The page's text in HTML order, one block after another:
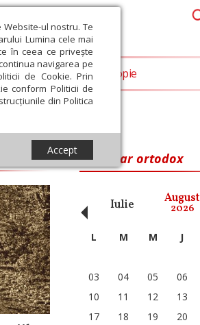
ul nostru. Te
Lumina cele mai
în ceea ce privește
navigarea pe
de Cookie. Prin
conform Politicii de
din Politica
Accept
Opinii Filantropie
Calendar ortodox
Iunie Iulie August
2026
‹ L M M J
03
04 05 06
10
11 12 13
17
18 19 20